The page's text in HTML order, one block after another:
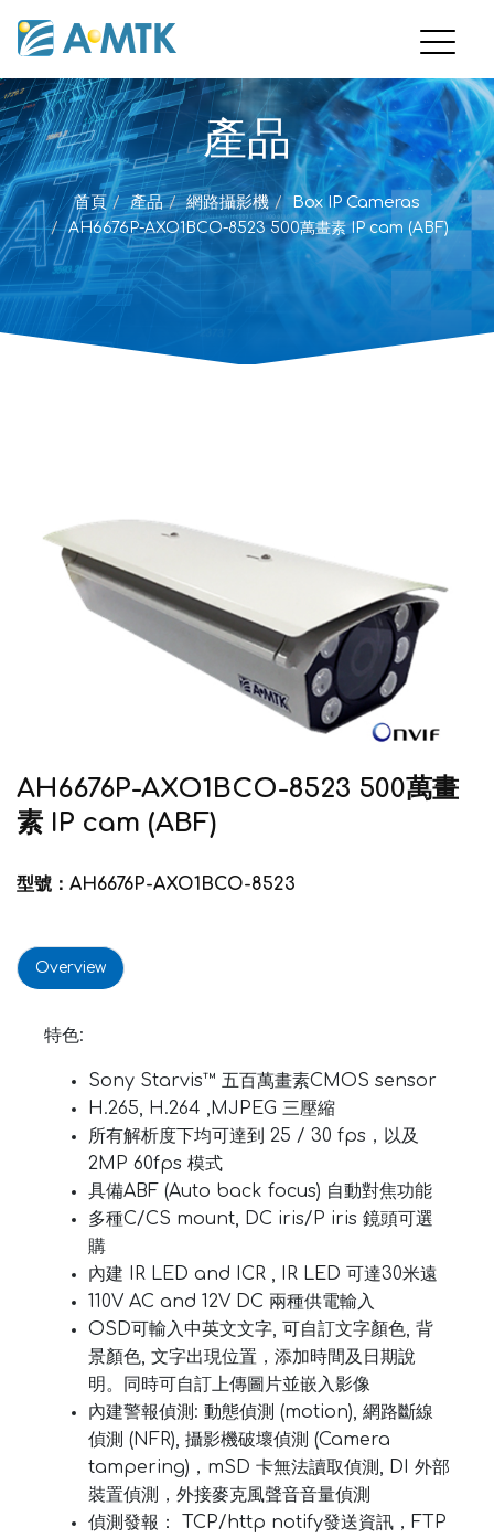
產品
首頁 產品 網路攝影機 Box IP Cameras
AH6676P-AXO1BCO-8523 500萬畫素 IP cam (ABF)
AH6676P-AXO1BCO-8523 500萬畫
素 IP cam (ABF)
型號：AH6676P-AXO1BCO-8523
Overview
特色:
Sony Starvis™ 五百萬畫素CMOS sensor
H.265, H.264 ,MJPEG 三壓縮
所有解析度下均可達到 25 / 30 fps，以及
2MP 60fps 模式
具備ABF (Auto back focus) 自動對焦功能
多種C/CS mount, DC iris/P iris 鏡頭可選
購
內建 IR LED and ICR , IR LED 可達30米遠
110V AC and 12V DC 兩種供電輸入
OSD可輸入中英文文字, 可自訂文字顏色, 背
景顏色, 文字出現位置，添加時間及日期說
明。同時可自訂上傳圖片並嵌入影像
內建警報偵測: 動態偵測 (motion), 網路斷線
偵測 (NFR), 攝影機破壞偵測 (Camera
tampering)，mSD 卡無法讀取偵測, DI 外部
裝置偵測，外接麥克風聲音音量偵測
偵測發報： TCP/http notify發送資訊，FTP